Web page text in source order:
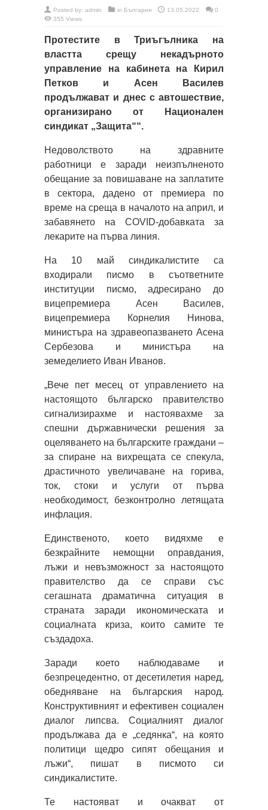
Posted by: admin in България 13.05.2022
0
355 Views
Протестите в Триъгълника на
властта срещу некадърното
управление на кабинета на Кирил
Петков и Асен Василев
продължават и днес с автошествие,
организирано от Национален
синдикат „Защита““.
Недоволството на здравните
работници е заради неизпълненото
обещание за повишаване на заплатите
в сектора, дадено от премиера по
време на среща в началото на април, и
забавянето на COVID-добавката за
лекарите на първа линия.
На 10 май синдикалистите са
входирали писмо в съответните
институции писмо, адресирано до
вицепремиера Асен Василев,
вицепремиера Корнелия Нинова,
министъра на здравеопазването Асена
Сербезова и министъра на
земеделието Иван Иванов.
„Вече пет месец от управлението на
настоящото българско правителство
сигнализирахме и настоявахме за
спешни държавнически решения за
оцеляването на българските граждани –
за спиране на вихрещата се спекула,
драстичното увеличаване на горива,
ток, стоки и услуги от първа
необходимост, безконтролно летящата
инфлация.
Единственото, което видяхме е
безкрайните немощни оправдания,
лъжи и невъзможност за настоящото
правителство да се справи със
сегашната драматична ситуация в
страната заради икономическата и
социалната криза, които самите те
създадоха.
Заради което наблюдаваме и
безпрецедентно, от десетилетия наред,
обедняване на българския народ.
Конструктивният и ефективен социален
диалог липсва. Социалният диалог
продължава да е „седянка“, на която
политици щедро сипят обещания и
лъжи“, пишат в писмото си
синдикалистите.
Те настояват и очакват от